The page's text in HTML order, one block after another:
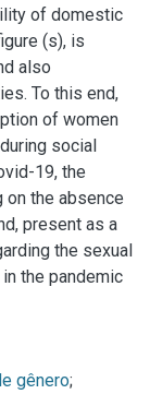
of domestic
(s), is
also
To this end,
of women
social
19, the
the absence
present as a
the sexual
the pandemic
gênero;